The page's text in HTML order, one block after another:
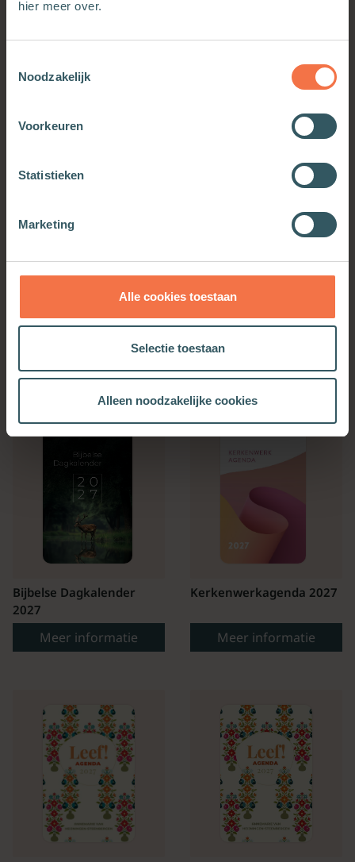
hier meer over.
Noodzakelijk
Voorkeuren
Statistieken
Marketing
Alle cookies toestaan
Selectie toestaan
Alleen noodzakelijke cookies
De kunst van het gesprek
Bijbelse Dagkalender
2027
Meer informatie
Kerkenwerkagenda 2027
Meer informatie